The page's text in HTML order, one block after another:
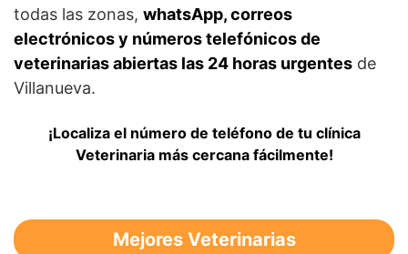
todas las zonas, whatsApp, correos
electrónicos y números telefónicos de
veterinarias abiertas las 24 horas urgentes de
Villanueva.
¡Localiza el número de teléfono de tu clínica
Veterinaria más cercana fácilmente!
Mejores Veterinarias